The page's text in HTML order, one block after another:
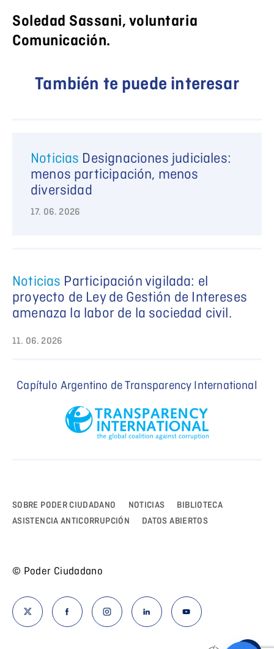
Soledad Sassani, voluntaria
Comunicación.
También te puede interesar
Noticias Designaciones judiciales:
menos participación, menos
diversidad
17. 06. 2026
Noticias Participación vigilada: el
proyecto de Ley de Gestión de Intereses
amenaza la labor de la sociedad civil.
11. 06. 2026
Capítulo Argentino de Transparency International
SOBRE PODER CIUDADANO NOTICIAS
BIBLIOTECA
ASISTENCIA ANTICORRUPCIÓN
DATOS ABIERTOS
© Poder Ciudadano